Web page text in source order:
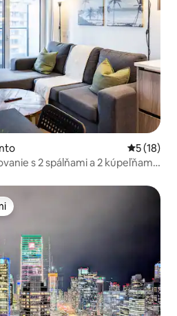
5 (18)
s 2 spálňami a 2 kúpeľňami